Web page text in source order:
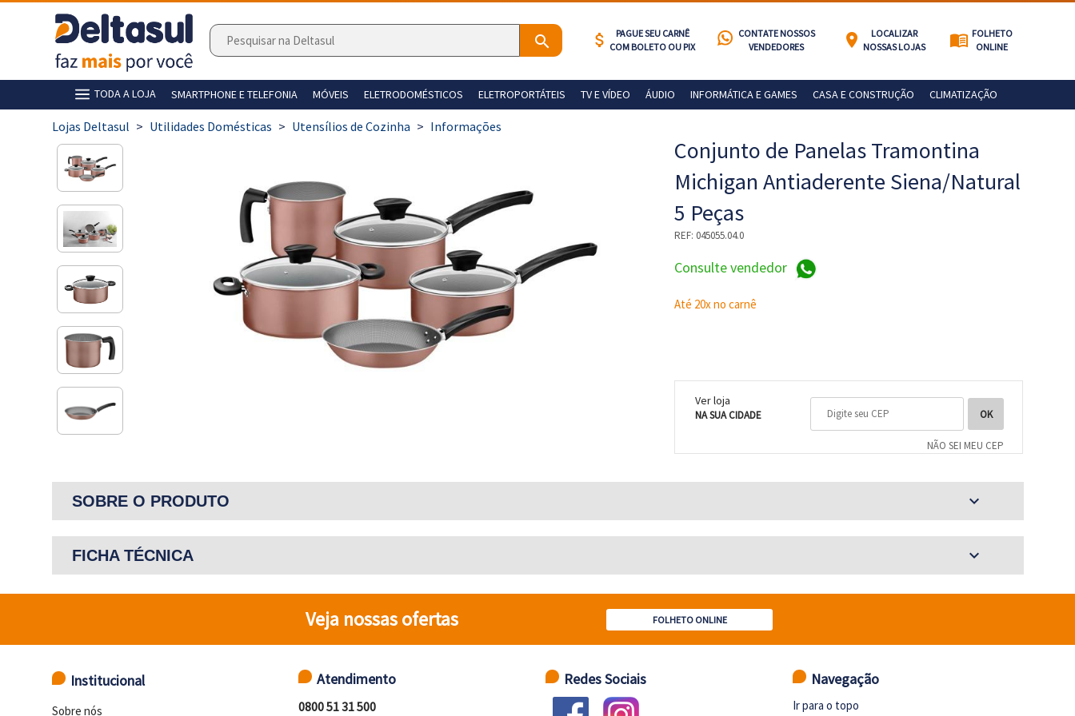
attach_money
PAGUE SEU CARNÊ
COM BOLETO OU PIX
CONTATE NOSSOS
VENDEDORES
location_on
LOCALIZAR
NOSSAS LOJAS
menu_book FOLHETO
ONLINE
TODA A LOJA SMARTPHONE E TELEFONIA MÓVEIS ELETRODOMÉSTICOS ELETROPORTÁTEIS TV E VÍDEO ÁUDIO INFORMÁTICA E GAMES CASA E CONSTRUÇÃO CLIMATIZAÇÃO
> Utilidades Domésticas > Utensílios de Cozinha > Informações
Conjunto de Panelas Tramontina
Michigan Antiaderente Siena/Natural
5 Peças
REF: 045055.04.0
Consulte vendedor
Até 20x no carnê
Ver loja
NA SUA CIDADE
NÃO SEI MEU CEP
SOBRE O PRODUTO expand_more
FICHA TÉCNICA expand_more
Veja nossas ofertas FOLHETO ONLINE
Institucional
Sobre nós
Atendimento
0800 51 31 500
Redes Sociais Navegação
Ir para o topo